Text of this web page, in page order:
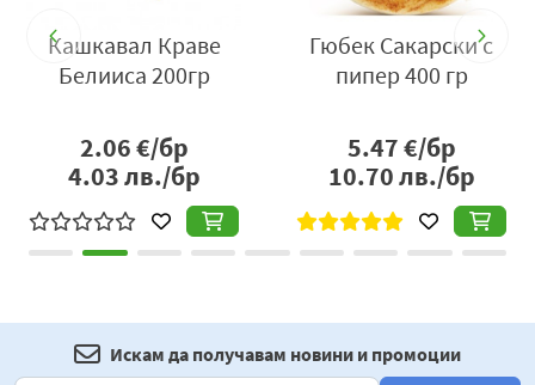
Кашкавал Краве
Белииса 200гр
2.06€/бр
4.03лв./бр
Гюбек Сакарски с
пипер 400 гр
5.47€/бр
10.70лв./бр
Искам да получавам новини и промоции